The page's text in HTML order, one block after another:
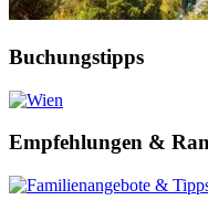
Buchungstipps
Empfehlungen &